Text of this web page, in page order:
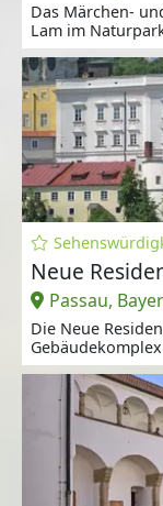
Das Märchen-
Lam im
Neue
Passau,
Die Neue